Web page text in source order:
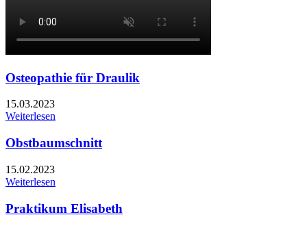
Osteopathie für Draulik
15.03.2023
Weiterlesen
Obstbaumschnitt
15.02.2023
Weiterlesen
Praktikum Elisabeth